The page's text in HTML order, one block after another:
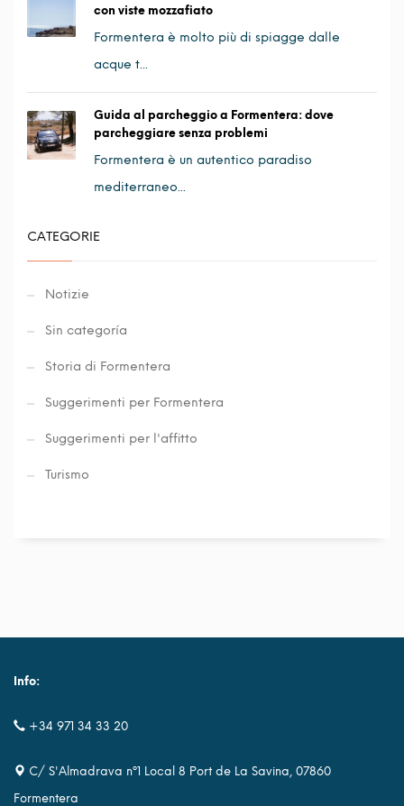
con viste mozzafiato
Formentera è molto più di spiagge dalle
acque t...
Guida al parcheggio a Formentera: dove
parcheggiare senza problemi
Formentera è un autentico paradiso
mediterraneo...
CATEGORIE
Notizie
Sin categoría
Storia di Formentera
Suggerimenti per Formentera
Suggerimenti per l'affitto
Turismo
Info:
+34 971 34 33 20
C/ S'Almadrava nº1 Local 8 Port de La Savina, 07860
Formentera